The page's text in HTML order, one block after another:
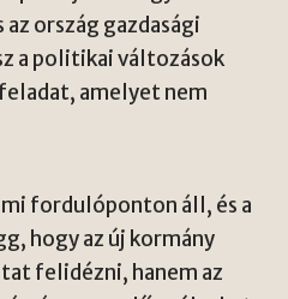
ország gazdasági
a politikai változások
amelyet nem
fordulóponton áll, és a
hogy az új kormány
felidézni, hanem az